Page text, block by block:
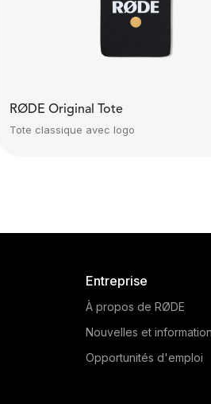
RØDE Original Tote
Tote classique avec logo
Entreprise
À propos de RØDE
Nouvelles et
Opportunités d'emploi